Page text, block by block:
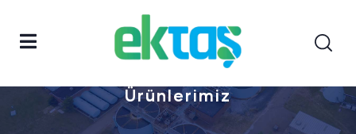
Anasayfa Ürünlerimiz
Ürünlerimiz